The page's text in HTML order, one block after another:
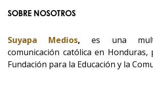
SOBRE NOSOTROS
Suyapa Medios, es una
comunicación católica en
Fundación para la Educación y la